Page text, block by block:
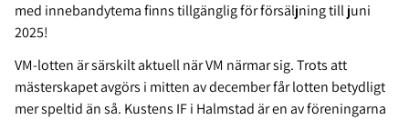
med innebandytema finns tillgänglig för försäljning till juni
2025!
VM-lotten är särskilt aktuell när VM närmar sig. Trots att
mästerskapet avgörs i mitten av december får lotten betydligt
mer speltid än så. Kustens IF i Halmstad är en av föreningarna